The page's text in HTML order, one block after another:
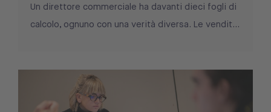
Un direttore commerciale ha davanti dieci fogli di
calcolo, ognuno con una verità diversa. Le vendit...